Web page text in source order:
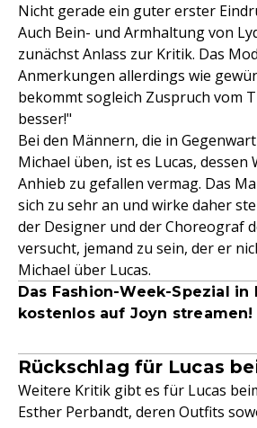
Nicht gerade ein guter erster
Auch Bein- und Armhaltung von
zunächst Anlass zur Kritik. Das
Anmerkungen allerdings wie
bekommt sogleich Zuspruch vom
besser!"
Bei den Männern, die in
Michael üben, ist es Lucas, dessen
Anhieb zu gefallen vermag. Das
sich zu sehr an und wirke daher
der Designer und der Choreograf
versucht, jemand zu sein, der er
Michael über Lucas.
Das Fashion-Week-Spezial in
kostenlos auf Joyn streamen!
Rückschlag für Lucas
Weitere Kritik gibt es für Lucas
Esther Perbandt, deren Outfits